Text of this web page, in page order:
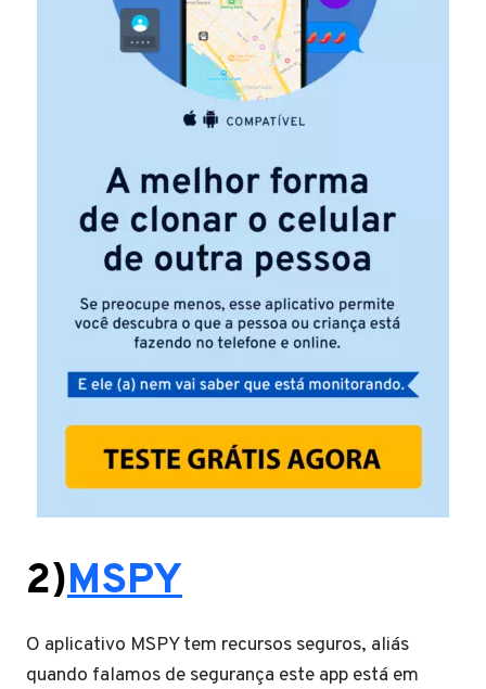
2)MSPY
O aplicativo MSPY tem recursos seguros, aliás
quando falamos de segurança este app está em